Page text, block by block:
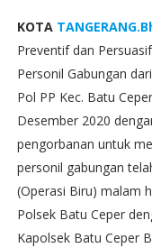
KOTA
Preventif dan
Personil Gabungan
Pol PP Kec. Batu
Desember 2020
pengorbanan untuk
personil gabungan
(Operasi Biru) malam
Polsek Batu Ceper
Kapolsek Batu Ceper